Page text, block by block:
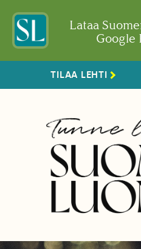
Lataa
Google
TILAA LEHTI